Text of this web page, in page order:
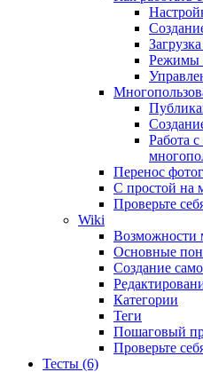
Режимы
Работа
Перенос
С простой на
Проверьте
Wiki
Возможности
Основные
Создание
Категории
Теги
Пошаговый
Проверьте
Тесты (6)